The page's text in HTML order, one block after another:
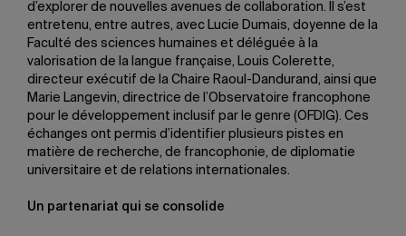
d’explorer de nouvelles avenues de collaboration. Il s’est
entretenu, entre autres, avec Lucie Dumais, doyenne de la
Faculté des sciences humaines et déléguée à la
valorisation de la langue française, Louis Colerette,
directeur exécutif de la Chaire Raoul-Dandurand, ainsi que
Marie Langevin, directrice de l’Observatoire francophone
pour le développement inclusif par le genre (OFDIG). Ces
échanges ont permis d’identifier plusieurs pistes en
matière de recherche, de francophonie, de diplomatie
universitaire et de relations internationales.
Un partenariat qui se consolide